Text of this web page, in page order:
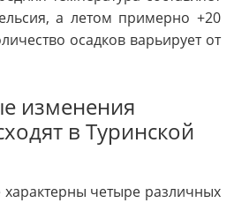
а летом примерно +20
осадков варьирует от
изменения
в Туринской
четыре различных